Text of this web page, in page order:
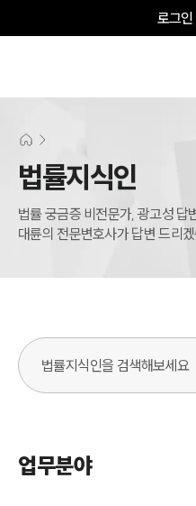
로그인
법률지식인
법률 궁금증 비전문가, 광고성 답
대륜의 전문변호사가 답변 드리
법률지식인 검색창
업무분야